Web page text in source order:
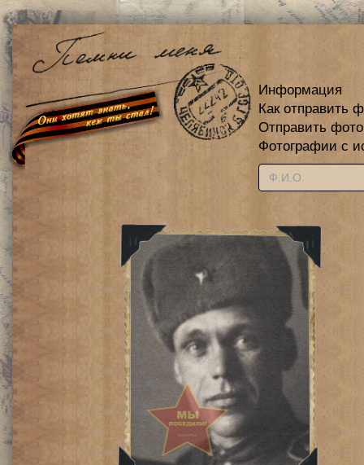
Информация
Как отправить
Отправить
Фотографии с